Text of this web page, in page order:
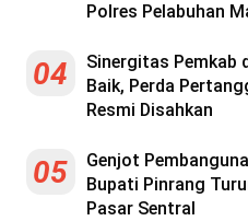
Polres Pelabuhan
04
Sinergitas Pemkab
Baik, Perda
Resmi Disahkan
05
Genjot
Bupati Pinrang
Pasar Sentral